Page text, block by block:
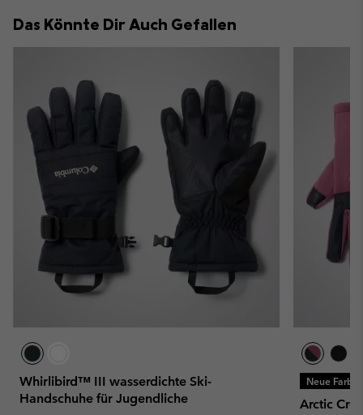
Das Könnte Dir Auch Gefallen
Whirlibird™ III wasserdichte Ski-
Handschuhe für Jugendliche
Neue
Arctic